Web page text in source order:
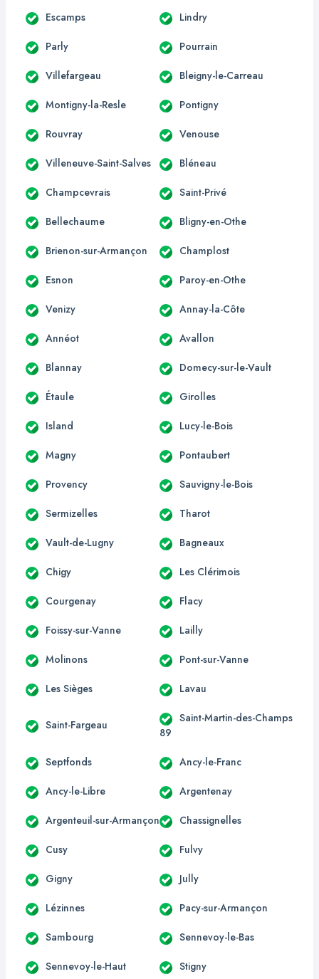
Escamps Lindry
Parly Pourrain
Villefargeau Bleigny-le-Carreau
Montigny-la-Resle Pontigny
Rouvray Venouse
Villeneuve-Saint-Salves Bléneau
Champcevrais Saint-Privé
Bellechaume Bligny-en-Othe
Brienon-sur-Armançon Champlost
Esnon Paroy-en-Othe
Venizy Annay-la-Côte
Annéot Avallon
Blannay Domecy-sur-le-Vault
Étaule Girolles
Island Lucy-le-Bois
Magny Pontaubert
Provency Sauvigny-le-Bois
Sermizelles Tharot
Vault-de-Lugny Bagneaux
Chigy Les Clérimois
Courgenay Flacy
Foissy-sur-Vanne Lailly
Molinons Pont-sur-Vanne
Les Sièges Lavau
Saint-Fargeau
Saint-Martin-des-Champs
89
Septfonds Ancy-le-Franc
Ancy-le-Libre Argentenay
Argenteuil-sur-Armançon Chassignelles
Cusy Fulvy
Gigny Jully
Lézinnes Pacy-sur-Armançon
Sambourg Sennevoy-le-Bas
Sennevoy-le-Haut Stigny